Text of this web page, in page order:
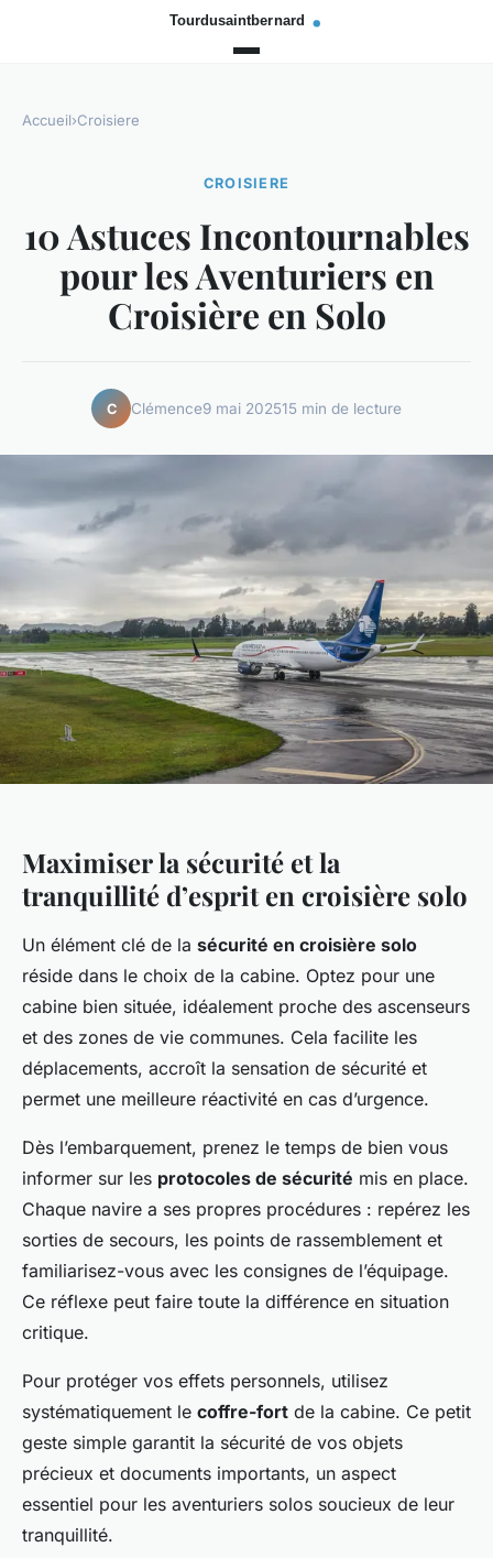
Accueil›Croisiere
CROISIERE
10 Astuces Incontournables
pour les Aventuriers en
Croisière en Solo
C Clémence9 mai 202515 min de lecture
Maximiser la sécurité et la
tranquillité d’esprit en croisière solo
Un élément clé de la sécurité en croisière solo
réside dans le choix de la cabine. Optez pour une
cabine bien située, idéalement proche des ascenseurs
et des zones de vie communes. Cela facilite les
déplacements, accroît la sensation de sécurité et
permet une meilleure réactivité en cas d’urgence.
Dès l’embarquement, prenez le temps de bien vous
informer sur les protocoles de sécurité mis en place.
Chaque navire a ses propres procédures : repérez les
sorties de secours, les points de rassemblement et
familiarisez-vous avec les consignes de l’équipage.
Ce réflexe peut faire toute la différence en situation
critique.
Pour protéger vos effets personnels, utilisez
systématiquement le coffre-fort de la cabine. Ce petit
geste simple garantit la sécurité de vos objets
précieux et documents importants, un aspect
essentiel pour les aventuriers solos soucieux de leur
tranquillité.